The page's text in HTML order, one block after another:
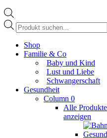
Products
search
page
opens
Shop
Familie & Co
Baby und Kind
Lust und Liebe
Schwangerschaft
Gesundheit
Column 0
Alle
anzeigen